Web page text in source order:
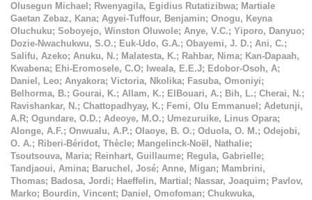
Olusegun Michael ; Rwenyagila, Egidius Rutatizibwa; Martiale
Gaetan Zebaz, Kana; Agyei-Tuffour, Benjamin; Onogu, Keyna
Oluchuku; Soboyejo, Winston Oluwole; Anye, V.C.; Yiporo, Danyuo;
Dozie-Nwachukwu, S.O.; Euk-Udo, G.A.; Obayemi, J. D.; Ani, C.;
Salifu, Azeko; Anuku, N.; Malatesta, K.; Rahbar, Nima; Kan-Dapaah,
Kwabena; Ehi-Eromosele, C.O; Iweala, E.E.J; Edobor-Osoh, A;
Daniel, Leo; Anyakora; Victoria, Nkolika; Fasuba, Omoniyi;
Belhorma, B.; Gourai, K.; Allam, K.; ElBouari, A.; Bih, L.; Cherai, N.;
Ravishankar, N.; Chattopadhyay, K.; Femi, Olu Emmanuel ; Adetunji,
A.R; Ogundare, O.D.; Adeoye, M.O.; Umezuruike, Linus Opara;
Alonge, A.F.; Onwualu, A.P.; Olaoye, B. O.; Oduola, O. M.; Odejobi,
O. A.; Riberi-Béridot, Thècle; Mangelinck-Noël, Nathalie;
Tsoutsouva, Maria; Reinhart, Guillaume; Regula, Gabrielle;
Tandjaoui, Amina; Baruchel, José; Anne, Migan; Mambrini,
Thomas; Badosa, Jordi; Haeffelin, Martial ; Nassar, Joaquim; Pavlov,
Marko; Bourdin, Vincent; Daniel, Omofoman; Chukwuka,